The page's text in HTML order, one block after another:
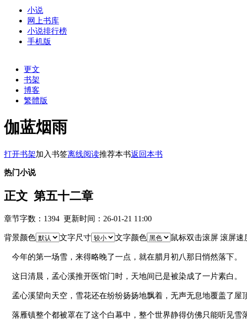
小说
网上书库
小说排行榜
手机版
更文
书架
博客
繁體版
伽蓝烟雨
打开书架加入书签离线阅读推荐本书返回本书
热门小说
正文 第五十二章
章节字数：1394 更新时间：26-01-21 11:00
背景颜色 文字尺寸 文字颜色 鼠标双击滚屏 滚屏速
今年的第一场雪，来得略晚了一点，就在腊月初八那日悄然落下。
这日清晨，孟心溪推开医馆门时，天地间已是被染成了一片素白。
孟心溪望向天空，雪花还在纷纷扬扬地飘着，无声无息地覆盖了屋
落雁镇整个都被罩在了这个白幕中，整个世界静得仿佛只能听见雪